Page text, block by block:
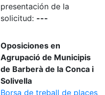
presentación de la
solicitud: ---
Oposiciones en
Agrupació de Municipis
de Barberà de la Conca i
Solivella
Borsa de treball de places